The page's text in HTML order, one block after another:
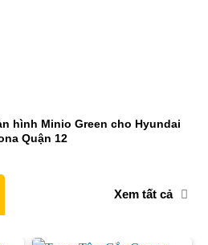
hình Minio Green cho Hyundai
Quận 12
Xem tất cả